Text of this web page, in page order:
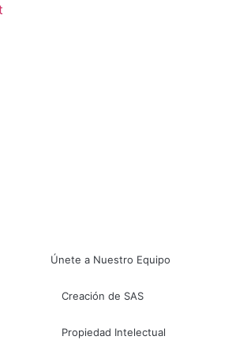
Únete a Nuestro Equipo
Creación de SAS
Propiedad Intelectual